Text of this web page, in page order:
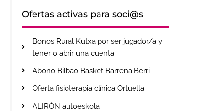
Ofertas activas para soci@s
Bonos Rural Kutxa por ser jugador/a y
tener o abrir una cuenta
Abono Bilbao Basket Barrena Berri
Oferta fisioterapia clínica Ortuella
ALIRÓN autoeskola